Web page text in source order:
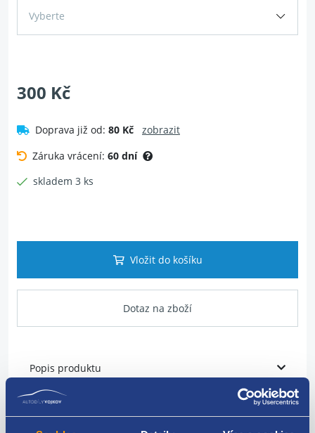
Vyberte
300 Kč
Doprava již od: 80 Kč
zobrazit
Záruka vrácení: 60 dní
skladem 3 ks
Vložit do košíku
Dotaz na zboží
Popis produktu